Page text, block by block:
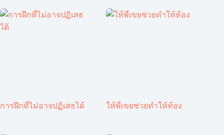
การฝึกที่ไม่อาจปฏิเสธได้ ให้พี่เขยช่วยทำให้ท้อง